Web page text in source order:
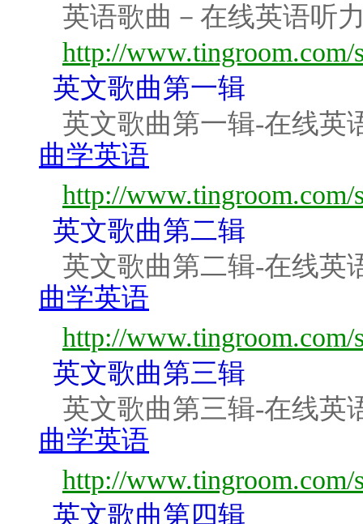
英语歌曲－在线英语听
http://www.tingroom.com/
英文歌曲第一辑
英文歌曲第一辑-在线英
曲学英语
http://www.tingroom.com/
英文歌曲第二辑
英文歌曲第二辑-在线英
曲学英语
http://www.tingroom.com/
英文歌曲第三辑
英文歌曲第三辑-在线英
曲学英语
http://www.tingroom.com/
英文歌曲第四辑